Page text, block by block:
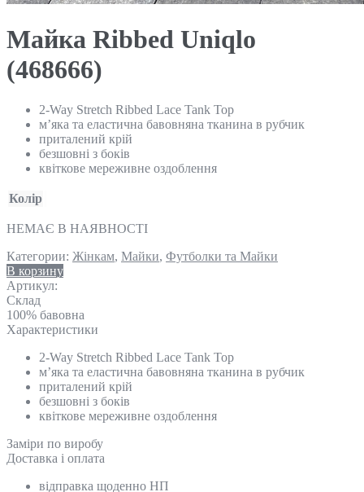
Майка Ribbed Uniqlo
(468666)
2-Way Stretch Ribbed Lace Tank Top
м’яка та еластична бавовняна тканина в рубчик
приталений крій
безшовні з боків
квіткове мереживне оздоблення
Колір
НЕМАЄ В НАЯВНОСТІ
Категории: Жінкам, Майки, Футболки та Майки
В корзину
Артикул:
Склад
100% бавовна
Характеристики
2-Way Stretch Ribbed Lace Tank Top
м’яка та еластична бавовняна тканина в рубчик
приталений крій
безшовні з боків
квіткове мереживне оздоблення
Замiри по виробу
Доставка і оплата
відправка щоденно НП